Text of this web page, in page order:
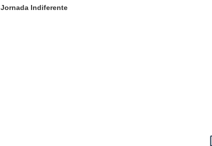
Jornada Indiferente